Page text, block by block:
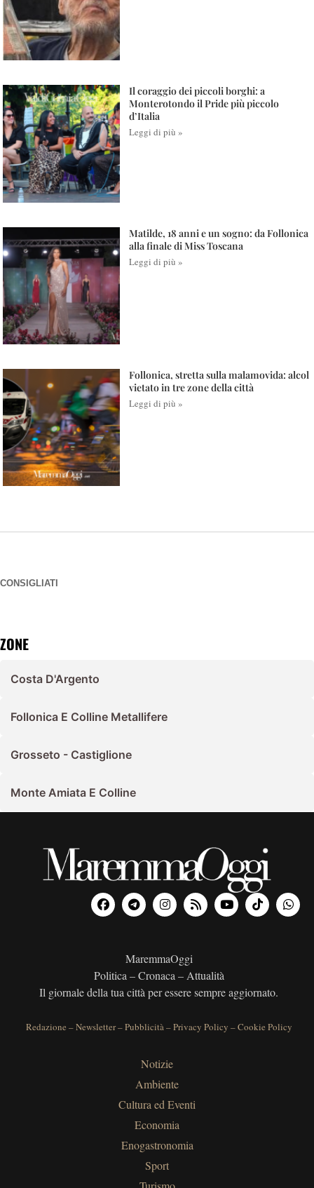
Il coraggio dei piccoli borghi: a
Monterotondo il Pride più piccolo
d’Italia
Leggi di più »
Matilde, 18 anni e un sogno: da Follonica
alla finale di Miss Toscana
Leggi di più »
Follonica, stretta sulla malamovida: alcol
vietato in tre zone della città
Leggi di più »
CONSIGLIATI
ZONE
Costa D'Argento
Follonica E Colline Metallifere
Grosseto - Castiglione
Monte Amiata E Colline
MaremmaOggi
Politica – Cronaca – Attualità
Il giornale della tua città per essere sempre aggiornato.
Redazione –Newsletter–Pubblicità–Privacy Policy –Cookie Policy
Notizie
Ambiente
Cultura ed Eventi
Economia
Enogastronomia
Sport